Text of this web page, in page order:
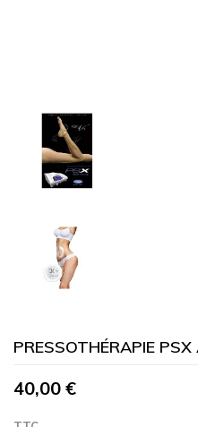
PRESSOTHÉRAPIE
40,00 €